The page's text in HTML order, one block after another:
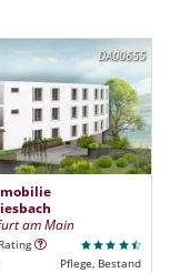
DA00655
am Main
Pflege, Bestand